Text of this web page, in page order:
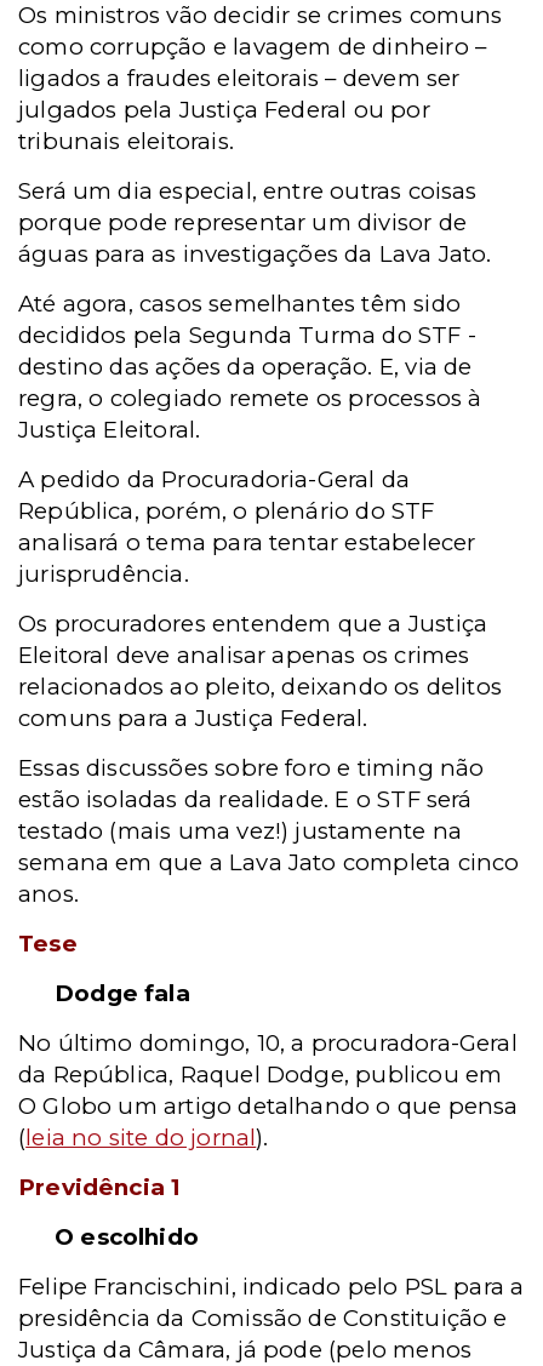
Os ministros vão decidir se crimes comuns
como corrupção e lavagem de dinheiro –
ligados a fraudes eleitorais – devem ser
julgados pela Justiça Federal ou por
tribunais eleitorais.
Será um dia especial, entre outras coisas
porque pode representar um divisor de
águas para as investigações da Lava Jato.
Até agora, casos semelhantes têm sido
decididos pela Segunda Turma do STF -
destino das ações da operação. E, via de
regra, o colegiado remete os processos à
Justiça Eleitoral.
A pedido da Procuradoria-Geral da
República, porém, o plenário do STF
analisará o tema para tentar estabelecer
jurisprudência.
Os procuradores entendem que a Justiça
Eleitoral deve analisar apenas os crimes
relacionados ao pleito, deixando os delitos
comuns para a Justiça Federal.
Essas discussões sobre foro e timing não
estão isoladas da realidade. E o STF será
testado (mais uma vez!) justamente na
semana em que a Lava Jato completa cinco
anos.
Tese
Dodge fala
No último domingo, 10, a procuradora-Geral
da República, Raquel Dodge, publicou em
O Globo um artigo detalhando o que pensa
(leia no site do jornal).
Previdência 1
O escolhido
Felipe Francischini, indicado pelo PSL para a
presidência da Comissão de Constituição e
Justiça da Câmara, já pode (pelo menos